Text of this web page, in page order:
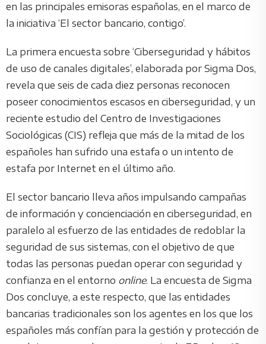
en las principales emisoras españolas, en el marco de
la iniciativa ‘El sector bancario, contigo’.
La primera encuesta sobre ‘Ciberseguridad y hábitos
de uso de canales digitales’, elaborada por Sigma Dos,
revela que seis de cada diez personas reconocen
poseer conocimientos escasos en ciberseguridad, y un
reciente estudio del Centro de Investigaciones
Sociológicas (CIS) refleja que más de la mitad de los
españoles han sufrido una estafa o un intento de
estafa por Internet en el último año.
El sector bancario lleva años impulsando campañas
de información y concienciación en ciberseguridad, en
paralelo al esfuerzo de las entidades de redoblar la
seguridad de sus sistemas, con el objetivo de que
todas las personas puedan operar con seguridad y
confianza en el entorno online. La encuesta de Sigma
Dos concluye, a este respecto, que las entidades
bancarias tradicionales son los agentes en los que los
españoles más confían para la gestión y protección de